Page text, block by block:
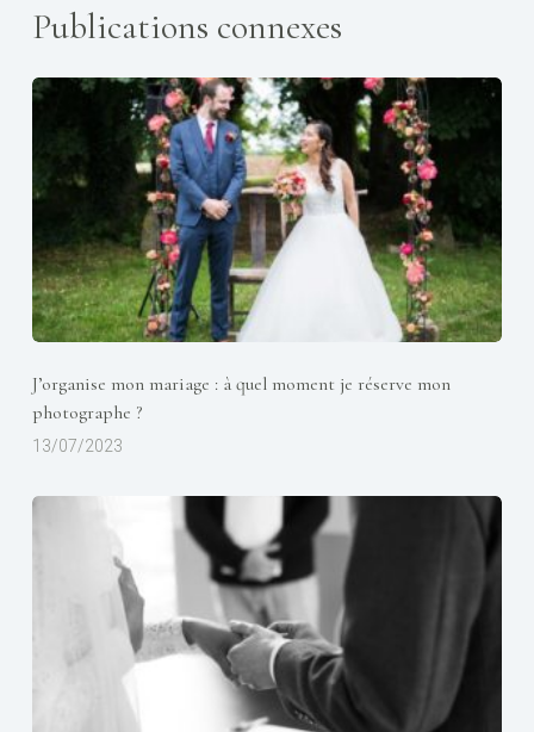
Publications connexes
J’organise mon mariage : à quel moment je réserve mon
photographe ?
13/07/2023